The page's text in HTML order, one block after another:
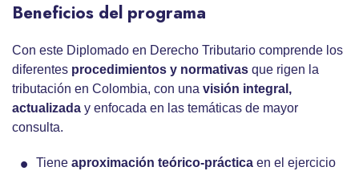
Beneficios del programa
Con este Diplomado en Derecho Tributario comprende los
diferentes procedimientos y normativas que rigen la
tributación en Colombia, con una visión integral,
actualizada y enfocada en las temáticas de mayor
consulta.
Tiene aproximación teórico-práctica en el ejercicio